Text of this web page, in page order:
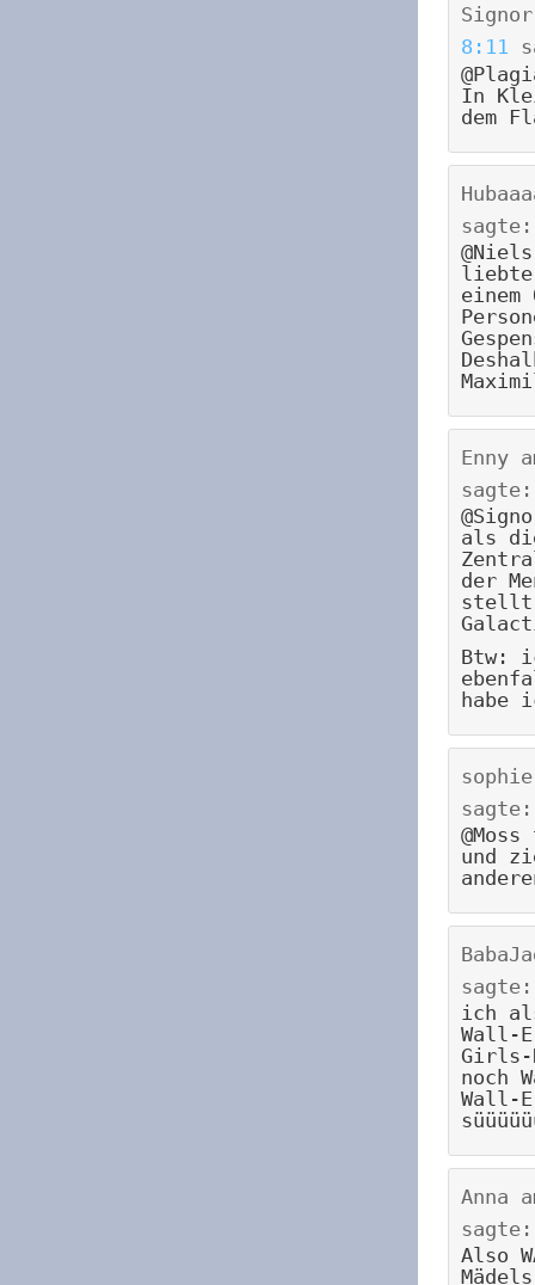
8:11
In
dem
sagte:
liebte
Enny
sagte:
als
der
stellt.
Btw:
habe
sagte:
und
sagte:
ich
Wall-
Girls-
noch
Wall-
Anna
sagte:
Also